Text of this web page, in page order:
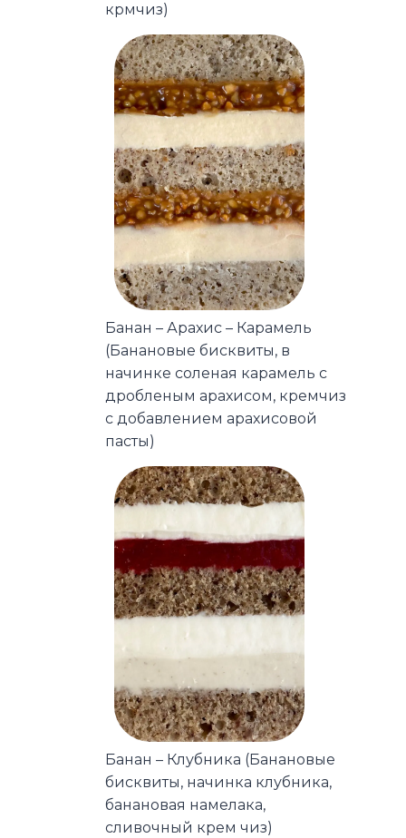
крмчиз)
Банан – Арахис – Карамель
(Банановые бисквиты, в
начинке соленая карамель с
дробленым арахисом, кремчиз
с добавлением арахисовой
пасты)
Банан – Клубника (Банановые
бисквиты, начинка клубника,
банановая намелака,
сливочный крем чиз)